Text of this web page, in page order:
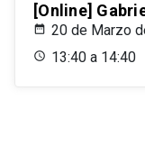
[Online]
20 de Marzo
13:40 a 14:40